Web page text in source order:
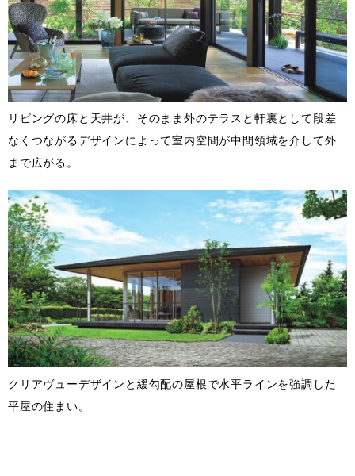
リビングの床と天井が、そのまま外のテラスと軒裏として段差
なくつながるデザインによって室内空間が中間領域を介して外
まで広がる。
クリアヴューデザインと緩勾配の屋根で水平ラインを強調した
平屋の住まい。